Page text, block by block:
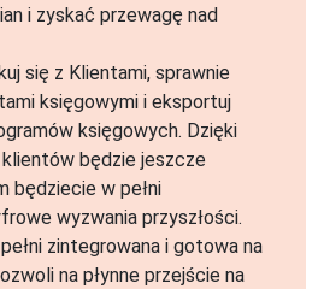
i zyskać przewagę nad
się z Klientami, sprawnie
księgowymi i eksportuj
księgowych. Dzięki
będzie jeszcze
będziecie w pełni
wyzwania przyszłości.
zintegrowana i gotowa na
na płynne przejście na